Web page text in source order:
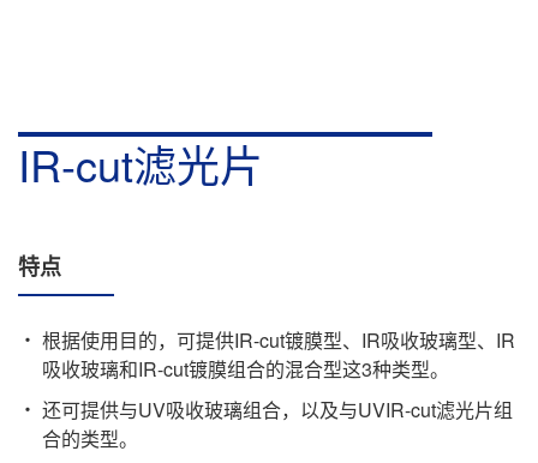
IR-cut滤光片
特点
根据使用目的，可提供IR-cut镀膜型、IR吸收玻璃型、IR
吸收玻璃和IR-cut镀膜组合的混合型这3种类型。
还可提供与UV吸收玻璃组合，以及与UVIR-cut滤光片组
合的类型。